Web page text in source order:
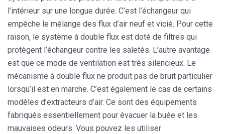
l’intérieur sur une longue durée. C’est l’échangeur qui
empêche le mélange des flux d’air neuf et vicié. Pour cette
raison, le système à double flux est doté de filtres qui
protègent l’échangeur contre les saletés. L’autre avantage
est que ce mode de ventilation est très silencieux. Le
mécanisme à double flux ne produit pas de bruit particulier
lorsqu’il est en marche. C’est également le cas de certains
modèles d’extracteurs d’air. Ce sont des équipements
fabriqués essentiellement pour évacuer la buée et les
mauvaises odeurs. Vous pouvez les utiliser